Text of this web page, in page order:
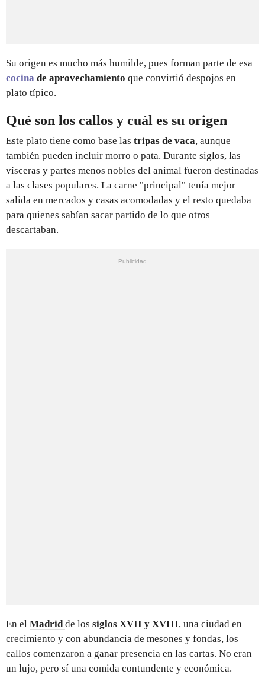
Su origen es mucho más humilde, pues forman parte de esa
cocina de aprovechamiento que convirtió despojos en
plato típico.
Qué son los callos y cuál es su origen
Este plato tiene como base las tripas de vaca, aunque
también pueden incluir morro o pata. Durante siglos, las
vísceras y partes menos nobles del animal fueron destinadas
a las clases populares. La carne "principal" tenía mejor
salida en mercados y casas acomodadas y el resto quedaba
para quienes sabían sacar partido de lo que otros
descartaban.
En el Madrid de los siglos XVII y XVIII, una ciudad en
crecimiento y con abundancia de mesones y fondas, los
callos comenzaron a ganar presencia en las cartas. No eran
un lujo, pero sí una comida contundente y económica.